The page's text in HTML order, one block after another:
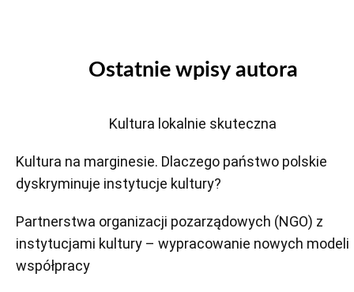
Ostatnie wpisy autora
Kultura lokalnie skuteczna
Kultura na marginesie. Dlaczego państwo polskie
dyskryminuje instytucje kultury?
Partnerstwa organizacji pozarządowych (NGO) z
instytucjami kultury – wypracowanie nowych modeli
współpracy